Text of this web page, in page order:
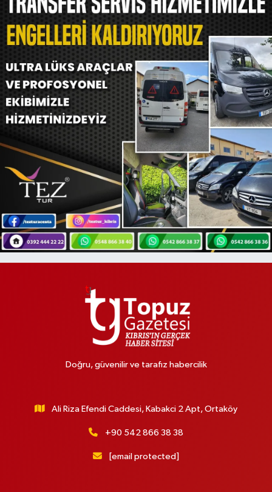
Doğru, güvenilir ve tarafız habercilik
Ali Riza Efendi Caddesi, Kabakci 2 Apt, Ortaköy
+90 542 866 38 38
[email protected]